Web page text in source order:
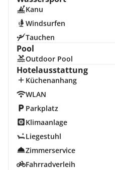
Kanu
Windsurfen
Tauchen
Pool
Outdoor Pool
Hotelausstattung
Küchenanhang
WLAN
Parkplatz
Klimaanlage
Liegestuhl
Zimmerservice
Fahrradverleih